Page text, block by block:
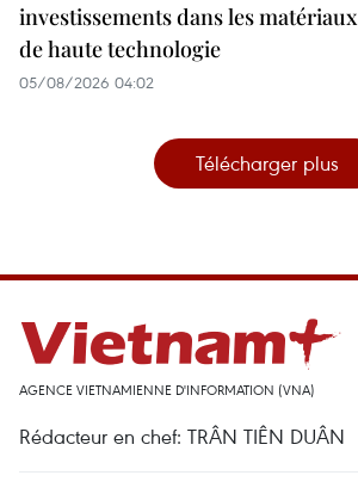
investissements dans les matériaux
de haute technologie
05/08/2026 04:02
Télécharger plus
AGENCE VIETNAMIENNE D'INFORMATION (VNA)
Rédacteur en chef: TRÂN TIÊN DUÂN